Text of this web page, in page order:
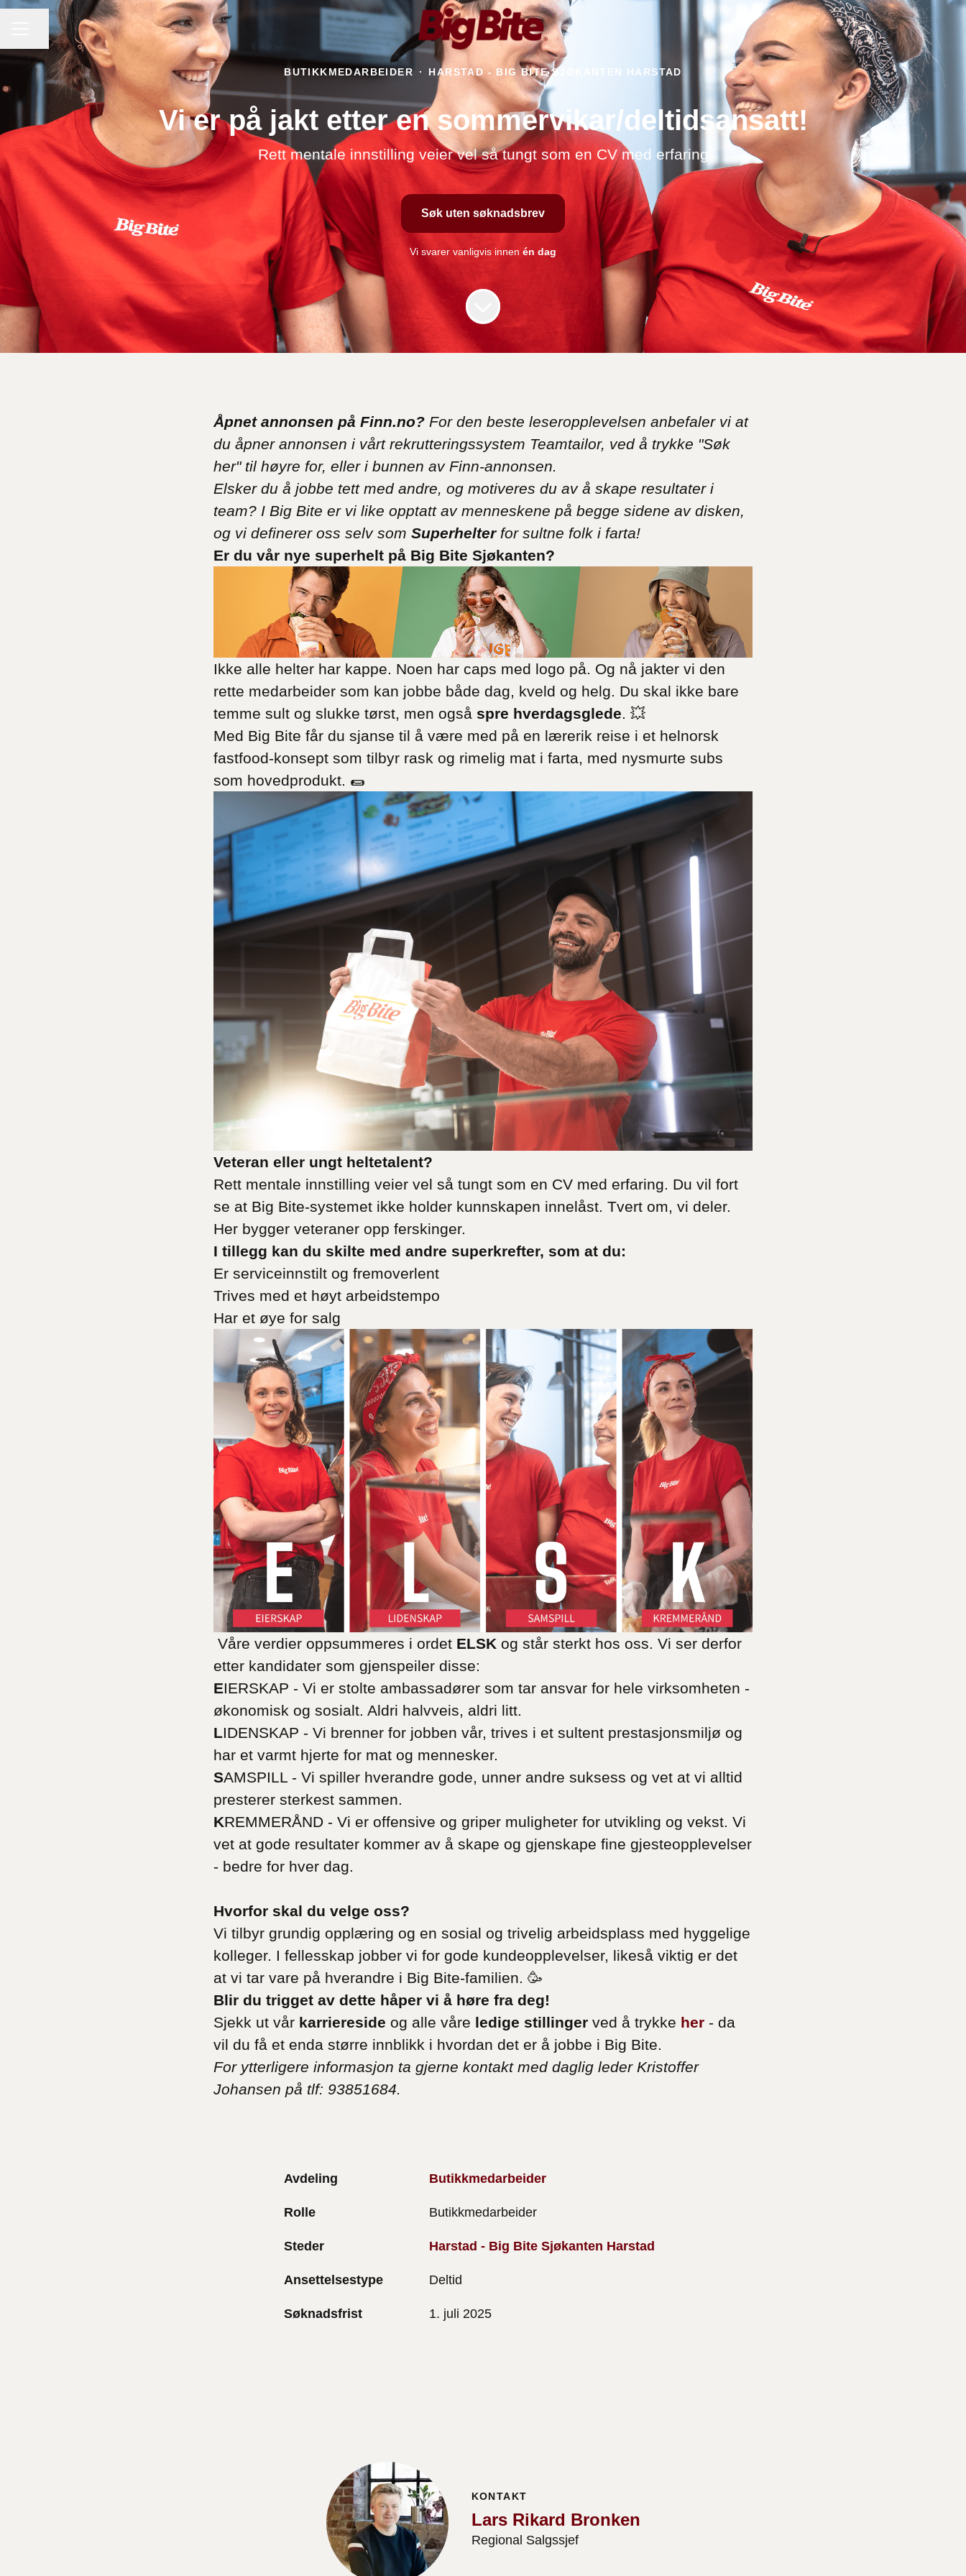
KARRIEREMENY
Del siden
BUTIKKMEDARBEIDER · HARSTAD - BIG BITE SJØKANTEN HARSTAD
Vi er på jakt etter en sommervikar/deltidsansatt!
Rett mentale innstilling veier vel så tungt som en CV med erfaring
Søk uten søknadsbrev
Vi svarer vanligvis innen én dag
Åpnet annonsen på Finn.no? For den beste leseropplevelsen anbefaler vi at
du åpner annonsen i vårt rekrutteringssystem Teamtailor, ved å trykke "Søk
her" til høyre for, eller i bunnen av Finn-annonsen.
Elsker du å jobbe tett med andre, og motiveres du av å skape resultater i
team? I Big Bite er vi like opptatt av menneskene på begge sidene av disken,
og vi definerer oss selv som Superhelterfor sultne folk i farta!
Er du vår nye superhelt på Big Bite Sjøkanten?
Ikke alle helter har kappe. Noen har caps med logo på. Og nå jakter vi den
rette medarbeider som kan jobbe både dag, kveld og helg. Du skal ikke bare
temme sult og slukke tørst, men også spre hverdagsglede. 💥
Med Big Bite får du sjanse til å være med på en lærerik reise i et helnorsk
fastfood-konsept som tilbyr rask og rimelig mat i farta, med nysmurte subs
som hovedprodukt. 🌯
Veteran eller ungt heltetalent?
Rett mentale innstilling veier vel så tungt som en CV med erfaring. Du vil fort
se at Big Bite-systemet ikke holder kunnskapen innelåst. Tvert om, vi deler.
Her bygger veteraner opp ferskinger.
I tillegg kan du skilte med andre superkrefter, som at du:
Er serviceinnstilt og fremoverlent
Trives med et høyt arbeidstempo
Har et øye for salg
Våre verdier oppsummeres i ordet ELSK og står sterkt hos oss. Vi ser derfor
etter kandidater som gjenspeiler disse:
EIERSKAP - Vi er stolte ambassadører som tar ansvar for hele virksomheten -
økonomisk og sosialt. Aldri halvveis, aldri litt.
LIDENSKAP - Vi brenner for jobben vår, trives i et sultent prestasjonsmiljø og
har et varmt hjerte for mat og mennesker.
SAMSPILL - Vi spiller hverandre gode, unner andre suksess og vet at vi alltid
presterer sterkest sammen.
KREMMERÅND - Vi er offensive og griper muligheter for utvikling og vekst. Vi
vet at gode resultater kommer av å skape og gjenskape fine gjesteopplevelser
- bedre for hver dag.
Hvorfor skal du velge oss?
Vi tilbyr grundig opplæring og en sosial og trivelig arbeidsplass med hyggelige
kolleger. I fellesskap jobber vi for gode kundeopplevelser, likeså viktig er det
at vi tar vare på hverandre i Big Bite-familien. 🥳
Blir du trigget av dette håper vi å høre fra deg!
Sjekk ut vår karriereside og alle våre ledige stillinger ved å trykke her - da
vil du få et enda større innblikk i hvordan det er å jobbe i Big Bite.
For ytterligere informasjon ta gjerne kontakt med daglig leder Kristoffer
Johansen på tlf: 93851684.
Avdeling Butikkmedarbeider
Rolle Butikkmedarbeider
Steder Harstad - Big Bite Sjøkanten Harstad
Ansettelsestype Deltid
Søknadsfrist 1. juli 2025
KONTAKT
Lars Rikard Bronken
Regional Salgssjef